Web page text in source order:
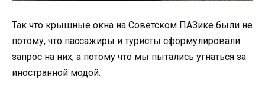
Так что крышные окна на Советском ПАЗике были не
потому, что пассажиры и туристы сформулировали
запрос на них, а потому что мы пытались угнаться за
иностранной модой.